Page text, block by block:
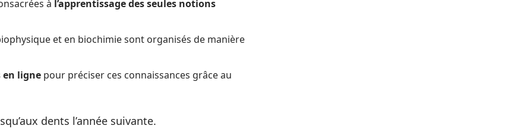
à l’apprentissage des seules notions
et en biochimie sont organisés de manière
en ligne pour préciser ces connaissances grâce au
dents l’année suivante.